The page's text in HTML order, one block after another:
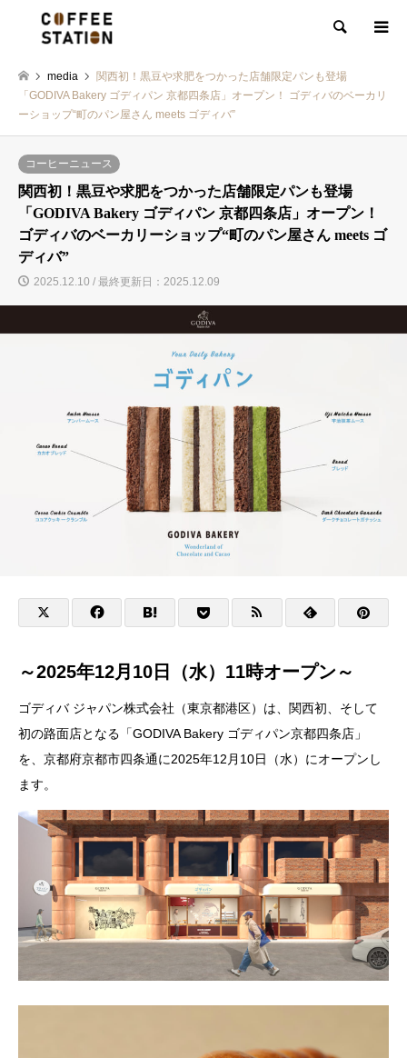
検索
media
関西初！黒豆や求肥をつかった店舗限定パンも登場
「GODIVA Bakery ゴディパン 京都四条店」オープン！ ゴディバのベーカリ
ーショップ“町のパン屋さん meets ゴディバ”
コーヒーニュース
関西初！黒豆や求肥をつかった店舗限定パンも登場
「GODIVA Bakery ゴディパン 京都四条店」オープン！
ゴディバのベーカリーショップ“町のパン屋さん meets ゴ
ディバ”
2025.12.10 / 最終更新日：2025.12.09
～2025年12月10日（水）11時オープン～
ゴディバ ジャパン株式会社（東京都港区）は、関西初、そして
初の路面店となる「GODIVA Bakery ゴディパン京都四条店」
を、京都府京都市四条通に2025年12月10日（水）にオープンし
ます。